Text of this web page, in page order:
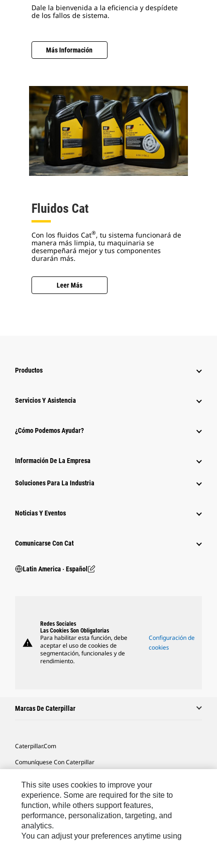
Dale la bienvenida a la eficiencia y despídete
de los fallos de sistema.
Más Información
Fluidos Cat
Con los fluidos Cat®, tu sistema funcionará de
manera más limpia, tu maquinaria se
desempeñará mejor y tus componentes
durarán más.
Leer Más
Productos
Servicios Y Asistencia
¿Cómo Podemos Ayudar?
Información De La Empresa
Soluciones Para La Industria
Noticias Y Eventos
Comunicarse Con Cat
Latin America ‧ Español
warning
Redes Sociales
Las Cookies Son Obligatorias
Para habilitar esta función, debe
aceptar el uso de cookies de
segmentación, funcionales y de
rendimiento.
Configuración de
cookies
Marcas De Caterpillar
Caterpillar.com
Comuníquese Con Caterpillar
Mapa Del Sitio
Cookie Settings
Avisos Legales
This site uses cookies to improve your
experience. Some are required for the site to
function, while others support features,
performance, personalization, targeting, and
analytics.
You can adjust your preferences anytime using